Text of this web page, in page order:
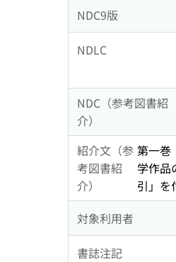
NDC9版
NDLC
NDC（参考図書紹
介）
紹介文（参
考図書紹
介）
第一巻
学作品
引」を
対象利用者
書誌注記